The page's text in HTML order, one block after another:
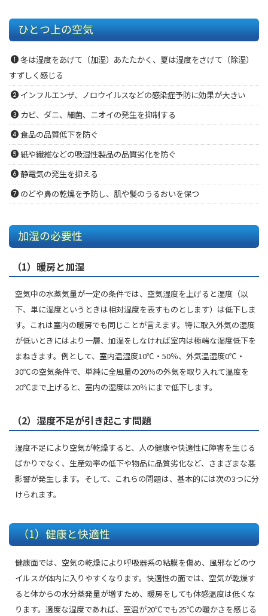
ひとつ上の空気
冬は湿度をあげて（加湿）あたたかく、夏は湿度をさげて（除湿）
すずしく感じる
インフルエンザ、ノロウイルスなどの感染症予防に効果が大きい
カビ、ダニ、細菌、ニオイの発生を抑制する
食品の品質低下を防ぐ
紙や繊維などの吸湿性製品の品質劣化を防ぐ
静電気の発生を抑える
のどや鼻の乾燥を予防し、肌や髪のうるおいを保つ
加湿の必要性
（1）暖房と加湿
空気中の水蒸気量が一定の条件では、空気湿度を上げると湿度（以
下、単に湿度というときは相対湿度を表すものとします）は低下しま
す。これは室内の暖房でも同じことが言えます。特に取入外気の湿度
が低いときにはより一層、加湿をしなければ室内は極端な湿度低下を
まねきます。例として、室内温湿度10℃・50％、外気温湿度0℃・
30℃の空気条件で、単純に全風量の20％の外気を取り入れて温度を
20℃まで上げると、室内の湿度は20％にまで低下します。
（2）湿度不足が引き起こす問題
湿度不足により空気が乾燥すると、人の健康や快適性に障害を生じる
ばかりでなく、生産効率の低下や物品に品質劣化など、さまざまな悪
影響が発生します。そして、これらの問題は、基本的には次の3つに分
けられます。
（1）健康と快適性
健康面では、空気の乾燥により呼吸器系の粘膜を傷め、風邪などのウ
イルスが体内に入りやすくなります。快適性の面では、空気が乾燥す
ると体からの水分蒸発量が増すため、暖房をしても体感温度は低くな
ります。適度な湿度であれば、室温が20℃でも25℃の暖かさを感じる